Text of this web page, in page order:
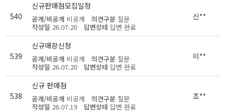
540
신규판매점모집일정
공개/비공개 비공개 의견구분 질문
작성일 26.07.20 답변상태 답변 완료
신**
539
신규매장신청
공개/비공개 비공개 의견구분 질문
작성일 26.07.20 답변상태 답변 완료
이**
538
신규 판매점
공개/비공개 비공개 의견구분 질문
작성일 26.07.19 답변상태 답변 완료
조**